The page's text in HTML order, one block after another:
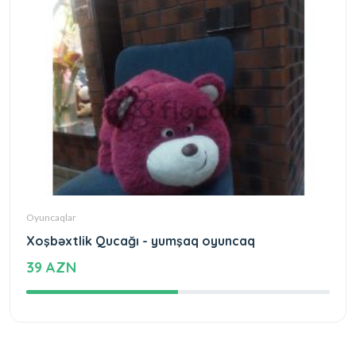
Oyuncaqlar
Xoşbəxtlik Qucağı - yumşaq oyuncaq
39 AZN